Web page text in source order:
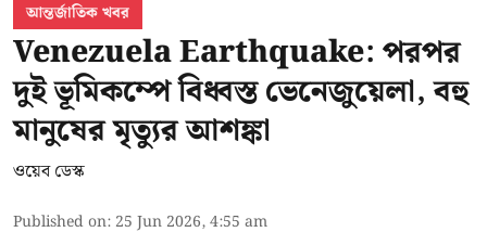
আন্তর্জাতিক খবর
Venezuela Earthquake: পরপর
দুই ভূমিকম্পে বিধ্বস্ত ভেনেজুয়েলা, বহু
মানুষের মৃত্যুর আশঙ্কা
ওয়েব ডেস্ক
Published on: 25 Jun 2026, 4:55 am